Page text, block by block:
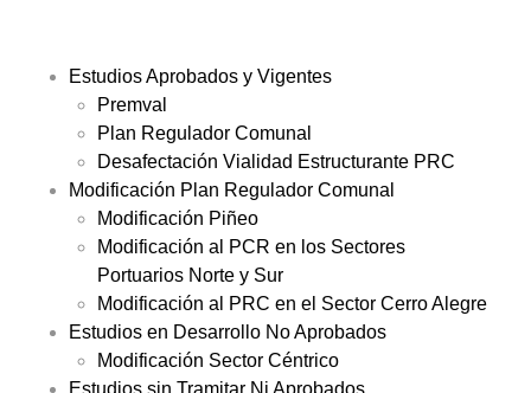
Estudios Aprobados y Vigentes
Premval
Plan Regulador Comunal
Desafectación Vialidad Estructurante PRC
Modificación Plan Regulador Comunal
Modificación Piñeo
Modificación al PCR en los Sectores
Portuarios Norte y Sur
Modificación al PRC en el Sector Cerro Alegre
Estudios en Desarrollo No Aprobados
Modificación Sector Céntrico
Estudios sin Tramitar Ni Aprobados